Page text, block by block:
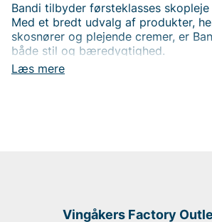
Læs mere
Bandi tilbyder førsteklasses
Med et bredt udvalg af produkter,
skosnører og plejende cremer, er
både stil og bæredygtighed.
Deres innovative formler er
Vingåkers Factory